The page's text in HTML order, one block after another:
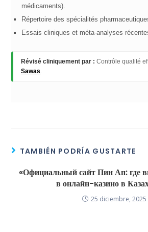
médicaments).
Répertoire des spécialités
Essais cliniques et méta-analyses
Révisé cliniquement par :Contrôle qualité
Sawas
TAMBIÉN PODRÍA GUSTARTE
«Официальный сайт Пин Ап: где
в онлайн-казино в
25 diciembre, 2025